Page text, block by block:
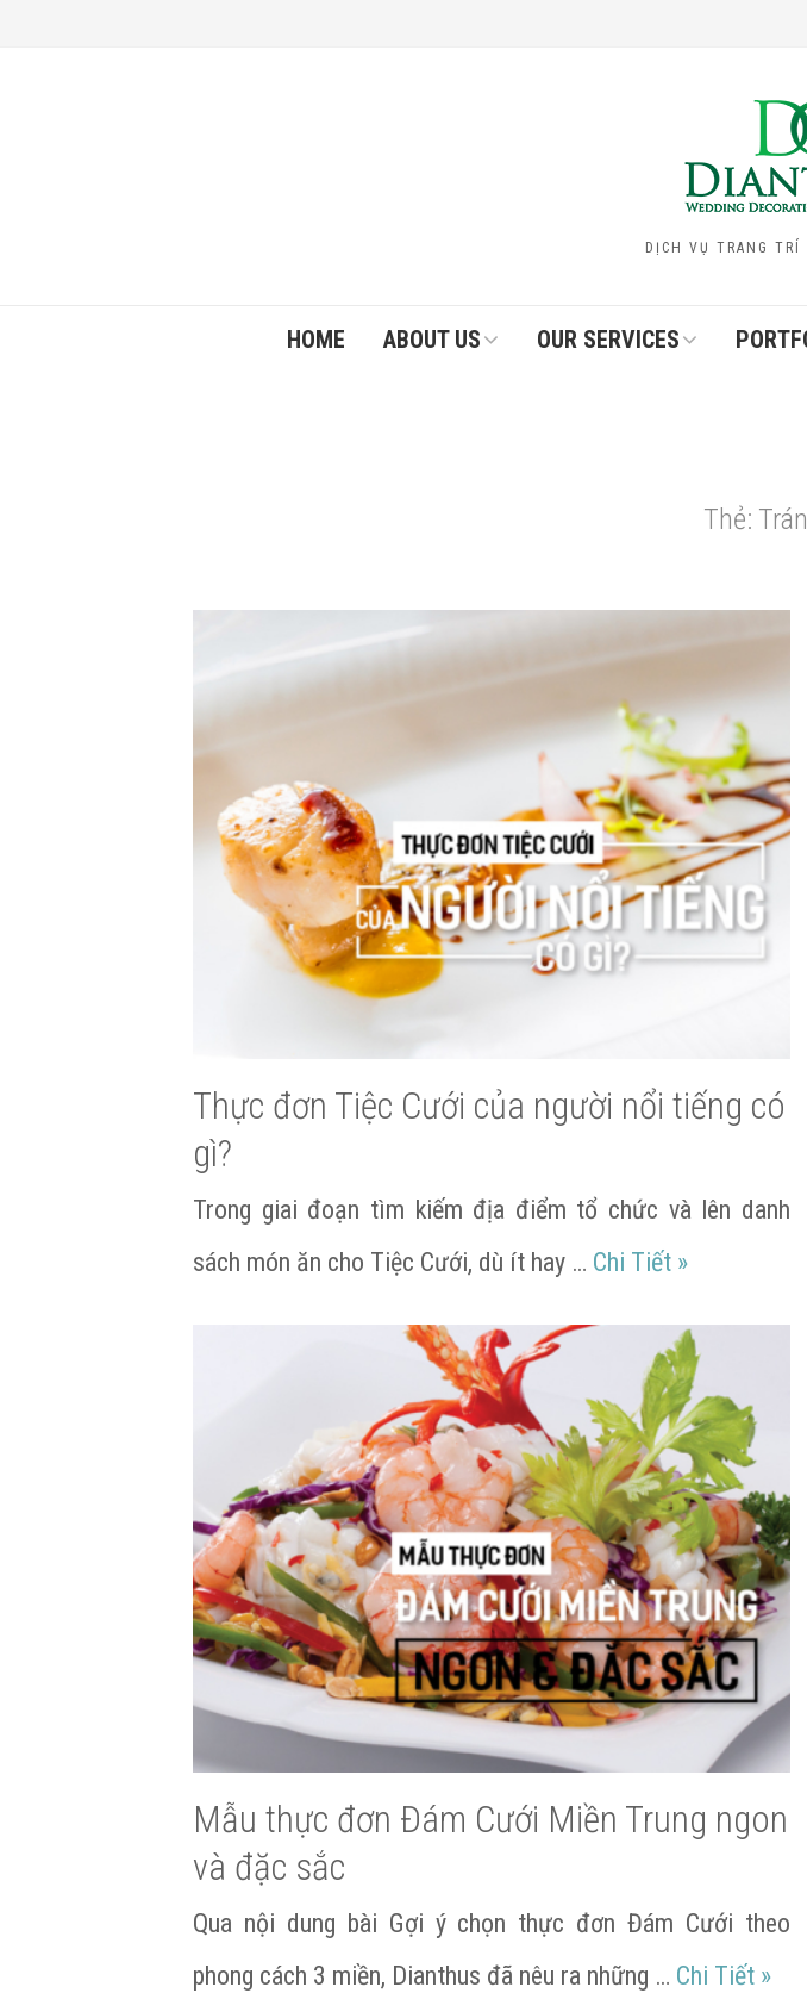
DỊCH VỤ TRANG TRÍ
HOME ABOUT US OUR SERVICES
Thẻ:
Thực đơn Tiệc Cưới của người nổi tiếng có
gì?
Trong giai đoạn tìm kiếm địa điểm tổ chức và lên danh
sách món ăn cho Tiệc Cưới, dù ít hay … Chi Tiết Thực đơn
»
Mẫu thực đơn Đám Cưới Miền Trung ngon
và đặc sắc
Qua nội dung bài Gợi ý chọn thực đơn Đám Cưới theo
phong cách 3 miền, Dianthus đã nêu ra những … Chi Tiết »